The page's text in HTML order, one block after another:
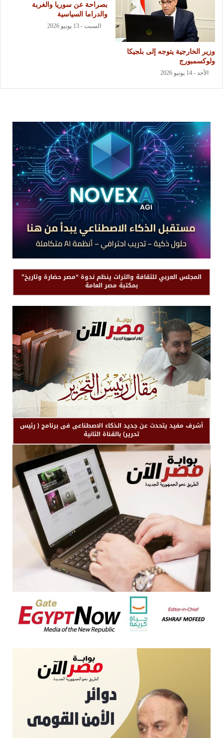
وزير الخارجية يتوجه إلى بلجيكا
ولوكسمبورج
الأحد - 14 يونيو 2026
بصراحة عن سوريا والغربة
والدراما السياسية
السبت - 13 يونيو 2026
المجلس العربي للثقافة والتراث ينظم ندوة “مصر حضارة وتاريخ”
بمكتبة مصر العامة
أشرف مفيد يتحدث عن جديد الذكاء الاصطناعى فى برنامج ( رئيس
تحرير) بالقناة الثانية